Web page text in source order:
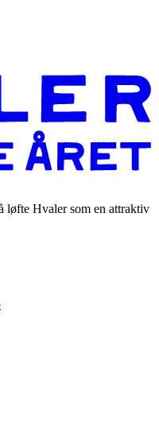
løfte Hvaler som en attraktiv